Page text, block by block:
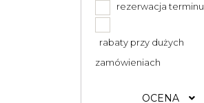
rezerwacja terminu
rabaty przy dużych
zamówieniach
OCENA